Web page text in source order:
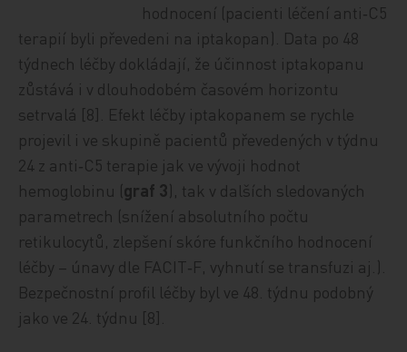
hodnocení (pacienti léčení anti‑C5
terapií byli převedeni na iptakopan). Data po 48
týdnech léčby dokládají, že účinnost iptakopanu
zůstává i v dlouhodobém časovém horizontu
setrvalá [8]. Efekt léčby iptakopanem se rychle
projevil i ve skupině pacientů převedených v týdnu
24 z anti‑C5 terapie jak ve vývoji hodnot
hemoglobinu (graf 3), tak v dalších sledovaných
parametrech (snížení absolutního počtu
retikulocytů, zlepšení skóre funkčního hodnocení
léčby – únavy dle FACIT‑F, vyhnutí se transfuzi aj.).
Bezpečnostní profil léčby byl ve 48. týdnu podobný
jako ve 24. týdnu [8].